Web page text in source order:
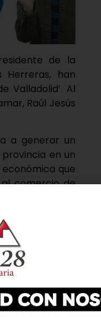
de la
Herreras, han
Valladolid’. Al
Raúl Jesús
a generar un
en un
que
comercio de
de las